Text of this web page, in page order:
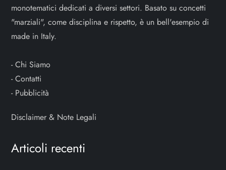
monotematici dedicati a diversi settori. Basato su concetti
"marziali", come disciplina e rispetto, è un bell'esempio di
made in Italy.
-Chi Siamo
-Contatti
- Pubblicità
Disclaimer & Note Legali
Articoli recenti